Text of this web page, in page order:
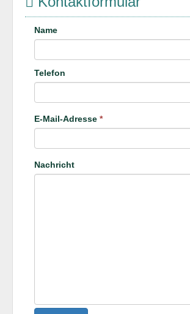
Name
Telefon
E-Mail-Adresse *
Nachricht